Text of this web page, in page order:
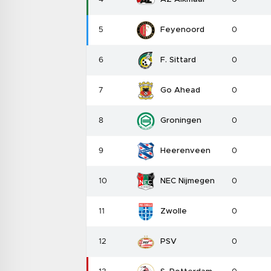
5 Feyenoord 0
6 F. Sittard 0
7 Go Ahead 0
8 Groningen 0
9 Heerenveen 0
10 NEC Nijmegen 0
11 Zwolle 0
12 PSV 0